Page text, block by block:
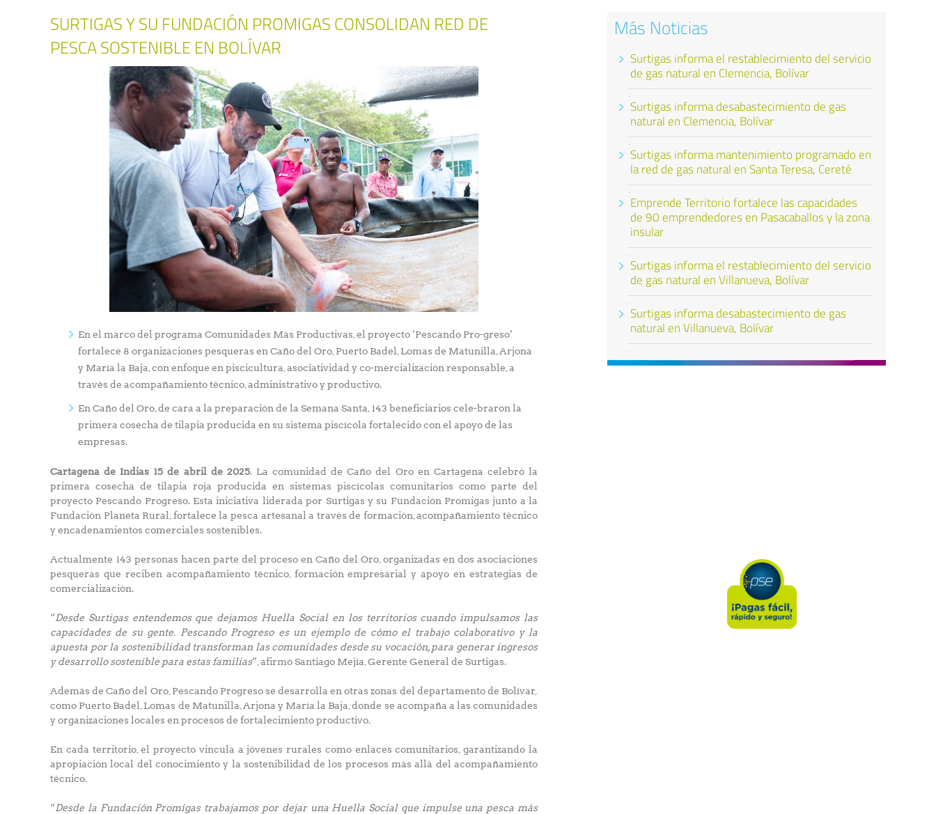
SURTIGAS Y SU FUNDACIÓN PROMIGAS CONSOLIDAN RED DE
PESCA SOSTENIBLE EN BOLÍVAR
En el marco del programa Comunidades Más Productivas, el proyecto ‘Pescando Pro-greso’
fortalece 8 organizaciones pesqueras en Caño del Oro, Puerto Badel, Lomas de Matunilla, Arjona
y María la Baja, con enfoque en piscicultura, asociatividad y co-mercialización responsable, a
través de acompañamiento técnico, administrativo y productivo.
En Caño del Oro, de cara a la preparación de la Semana Santa, 143 beneficiarios cele-braron la
primera cosecha de tilapia producida en su sistema piscícola fortalecido con el apoyo de las
empresas.
Cartagena de Indias 15 de abril de 2025. La comunidad de Caño del Oro en Cartagena celebró la
primera cosecha de tilapia roja producida en sistemas piscícolas comunitarios como parte del
proyecto Pescando Progreso. Esta iniciativa liderada por Surtigas y su Fundación Promigas junto a la
Fundación Planeta Rural, fortalece la pesca artesanal a través de formación, acompañamiento técnico
y encadenamientos comerciales sostenibles.
Actualmente 143 personas hacen parte del proceso en Caño del Oro, organizadas en dos asociaciones
pesqueras que reciben acompañamiento técnico, formación empresarial y apoyo en estrategias de
comercialización.
“Desde Surtigas entendemos que dejamos Huella Social en los territorios cuando impulsamos las
capacidades de su gente. Pescando Progreso es un ejemplo de cómo el trabajo colaborativo y la
apuesta por la sostenibilidad transforman las comunidades desde su vocación, para generar ingresos
y desarrollo sostenible para estas familias”, afirmó Santiago Mejía, Gerente General de Surtigas.
Además de Caño del Oro, Pescando Progreso se desarrolla en otras zonas del departamento de Bolívar,
como Puerto Badel, Lomas de Matunilla, Arjona y María la Baja, donde se acompaña a las comunidades
y organizaciones locales en procesos de fortalecimiento productivo.
En cada territorio, el proyecto vincula a jóvenes rurales como enlaces comunitarios, garantizando la
apropiación local del conocimiento y la sostenibilidad de los procesos más allá del acompañamiento
técnico.
“Desde la Fundación Promigas trabajamos por dejar una Huella Social que impulse una pesca más
Más Noticias
Surtigas informa el restablecimiento del servicio
de gas natural en Clemencia, Bolívar
Surtigas informa desabastecimiento de gas
natural en Clemencia, Bolívar
Surtigas informa mantenimiento programado en
la red de gas natural en Santa Teresa, Cereté
Emprende Territorio fortalece las capacidades
de 90 emprendedores en Pasacaballos y la zona
insular
Surtigas informa el restablecimiento del servicio
de gas natural en Villanueva, Bolívar
Surtigas informa desabastecimiento de gas
natural en Villanueva, Bolívar